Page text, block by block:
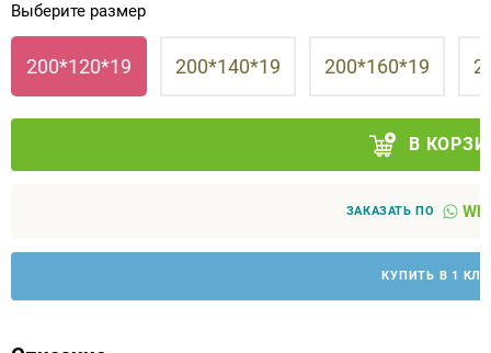
Выберите размер
200*120*19 200*140*19 200*160*19
В
ЗАКАЗАТЬ ПО
КУПИТЬ В 1
Аппараты на суставы
Санитарные приспособления для
инвалидов
инвалидов